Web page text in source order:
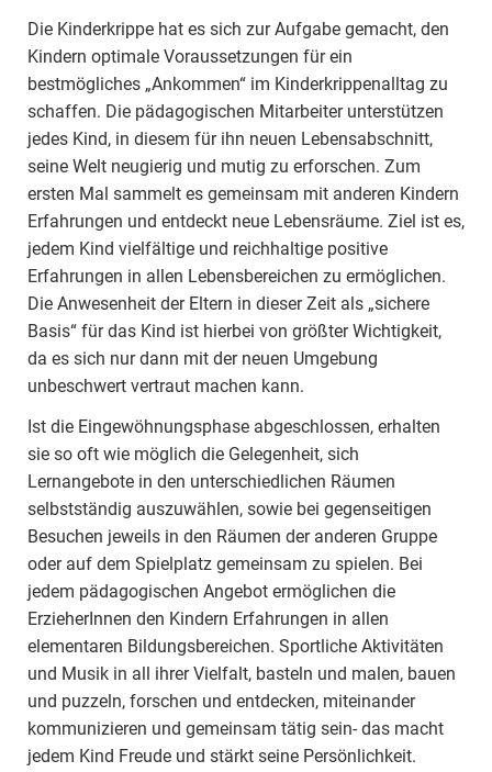
Die Kinderkrippe hat es sich zur Aufgabe gemacht, den
Kindern optimale Voraussetzungen für ein
bestmögliches „Ankommen“ im Kinderkrippenalltag zu
schaffen. Die pädagogischen Mitarbeiter unterstützen
jedes Kind, in diesem für ihn neuen Lebensabschnitt,
seine Welt neugierig und mutig zu erforschen. Zum
ersten Mal sammelt es gemeinsam mit anderen Kindern
Erfahrungen und entdeckt neue Lebensräume. Ziel ist es,
jedem Kind vielfältige und reichhaltige positive
Erfahrungen in allen Lebensbereichen zu ermöglichen.
Die Anwesenheit der Eltern in dieser Zeit als „sichere
Basis“ für das Kind ist hierbei von größter Wichtigkeit,
da es sich nur dann mit der neuen Umgebung
unbeschwert vertraut machen kann.
Ist die Eingewöhnungsphase abgeschlossen, erhalten
sie so oft wie möglich die Gelegenheit, sich
Lernangebote in den unterschiedlichen Räumen
selbstständig auszuwählen, sowie bei gegenseitigen
Besuchen jeweils in den Räumen der anderen Gruppe
oder auf dem Spielplatz gemeinsam zu spielen. Bei
jedem pädagogischen Angebot ermöglichen die
ErzieherInnen den Kindern Erfahrungen in allen
elementaren Bildungsbereichen. Sportliche Aktivitäten
und Musik in all ihrer Vielfalt, basteln und malen, bauen
und puzzeln, forschen und entdecken, miteinander
kommunizieren und gemeinsam tätig sein- das macht
jedem Kind Freude und stärkt seine Persönlichkeit.